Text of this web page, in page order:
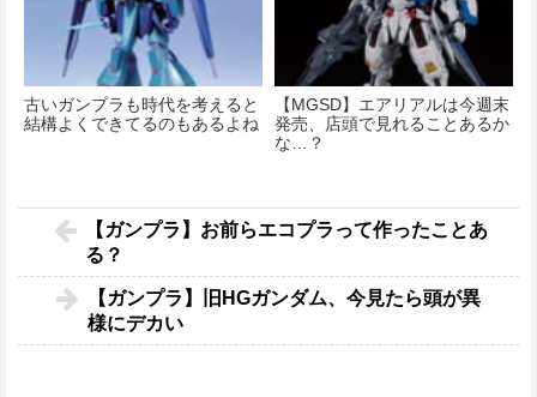
古いガンプラも時代を考えると
結構よくできてるのもあるよね
【MGSD】エアリアルは今週末
発売、店頭で見れることあるか
な…？
【ガンプラ】お前らエコプラって作ったことあ
る？
【ガンプラ】旧HGガンダム、今見たら頭が異
様にデカい